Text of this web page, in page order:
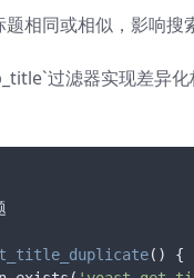
相同或相似，影响搜
过滤器实现差异
()
{